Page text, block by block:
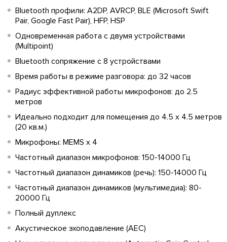
Bluetooth профили: A2DP, AVRCP, BLE (Microsoft Swift
Pair, Google Fast Pair), HFP, HSP
Одновременная работа с двумя устройствами
(Multipoint)
Bluetooth сопряжение с 8 устройствами
Время работы в режиме разговора: до 32 часов
Радиус эффективной работы микрофонов: до 2.5
метров
Идеально подходит для помещения до 4.5 х 4.5 метров
(20 кв.м.)
Микрофоны: MEMS x 4
Частотный диапазон микрофонов: 150-14000 Гц
Частотный диапазон динамиков (речь): 150-14000 Гц
Частотный диапазон динамиков (мультимедиа): 80-
20000 Гц
Полный дуплекс
Акустическое эхоподавление (AEC)